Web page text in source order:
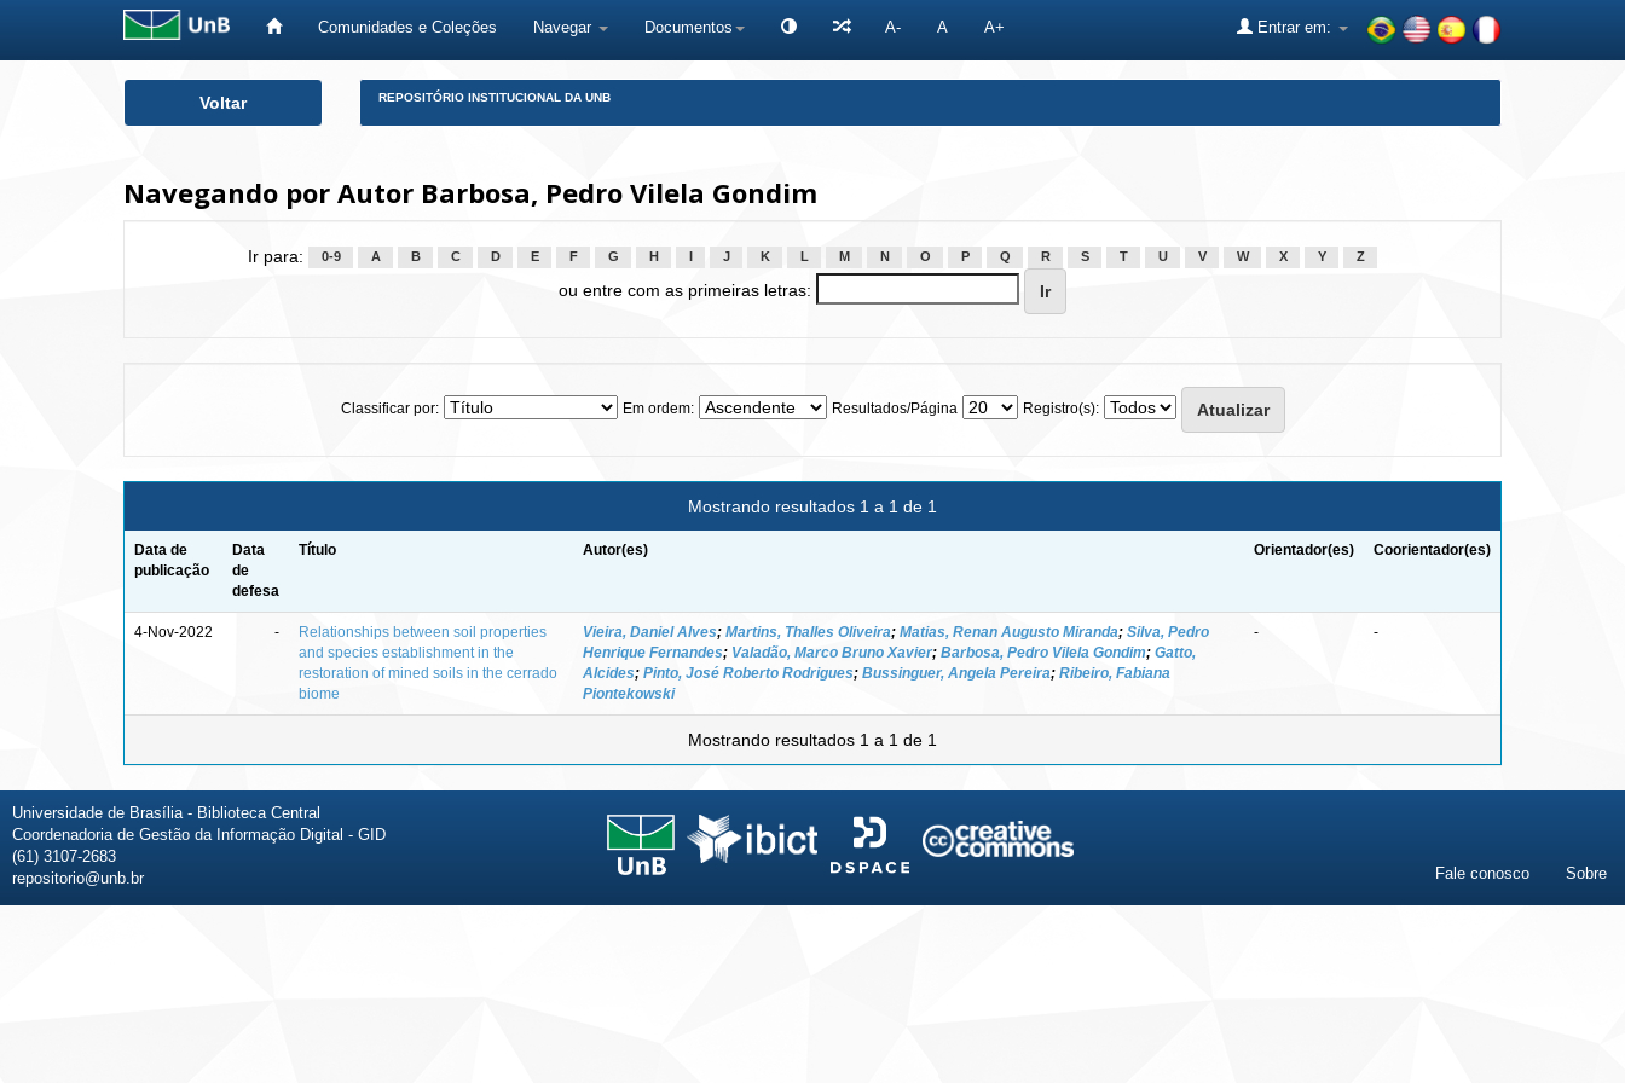
Comunidades e Coleções Navegar Documentos A- A A+ Entrar em:
Voltar REPOSITÓRIO INSTITUCIONAL DA UNB
Navegando por Autor Barbosa, Pedro Vilela Gondim
Ir para: 0-9 A B C D E F G H J K L M N O P Q R S T U V W X Y Z
ou entre com as primeiras letras:
Classificar por: Em ordem: Resultados/Página Registro(s):
Mostrando resultados 1 a 1 de 1
Data de
publicação
Data
de
defesa
Título Autor(es) Orientador(es) Coorientador(es)
4-Nov-2022 -
Relationships between soil properties
and species establishment in the
restoration of mined soils in the cerrado
biome
Vieira, Daniel Alves; Martins, Thalles Oliveira; Matias, Renan Augusto Miranda; Silva, Pedro
Henrique Fernandes; Valadão, Marco Bruno Xavier; Barbosa, Pedro Vilela Gondim; Gatto,
Alcides; Pinto, José Roberto Rodrigues; Bussinguer, Angela Pereira; Ribeiro, Fabiana
Piontekowski
- -
Mostrando resultados 1 a 1 de 1
Universidade de Brasília - Biblioteca Central
Coordenadoria de Gestão da Informação Digital - GID
(61) 3107-2683
repositorio@unb.br
Fale conosco Sobre